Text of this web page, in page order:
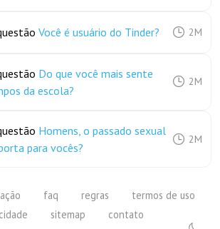
Você é usuário do Tinder? 2M
Do que você mais sente
da escola?
2M
Homens, o passado sexual
para vocês?
2M
faq regras
termos de uso
sitemap contato